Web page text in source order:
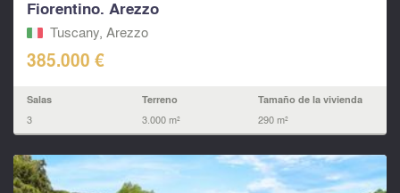
Fiorentino. Arezzo
Tuscany, Arezzo
385.000 €
Salas
3
Terreno
3.000 m²
Tamaño de la vivienda
290 m²